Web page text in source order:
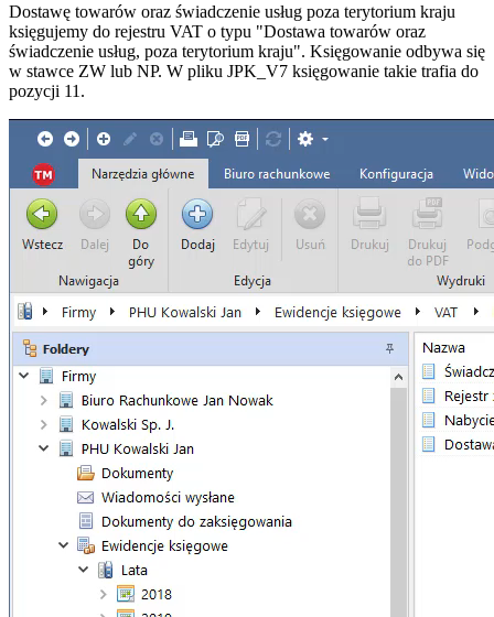
Dostawę towarów oraz świadczenie usług poza terytorium kraju
księgujemy do rejestru VAT o typu "Dostawa towarów oraz
świadczenie usług, poza terytorium kraju". Księgowanie odbywa się
w stawce ZW lub NP. W pliku JPK_V7 księgowanie takie trafia do
pozycji 11.